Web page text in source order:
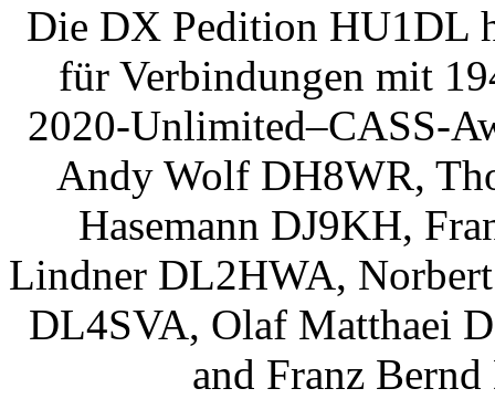
Die DX Pedition HU1DL
für Verbindungen mit
2020-Unlimited–CASS-
Andy Wolf DH8WR,
Hasemann DJ9KH,
Lindner DL2HWA,
DL4SVA, Olaf Matthaei
and Franz